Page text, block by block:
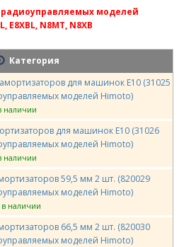
моделей
E8XBL, N8MT, N8XB
Категория
для машинок E10 (31025
моделей Himoto)
наличии
для машинок E10 (31026
моделей Himoto)
наличии
59,5 мм 2 шт. (820029
моделей Himoto)
в наличии
66,5 мм 2 шт. (820030
моделей Himoto)